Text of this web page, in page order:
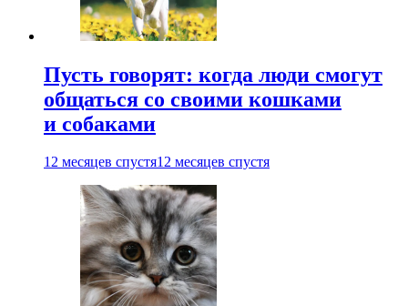
Пусть говорят: когда люди смогут
общаться со своими кошками
и собаками
12 месяцев спустя12 месяцев спустя